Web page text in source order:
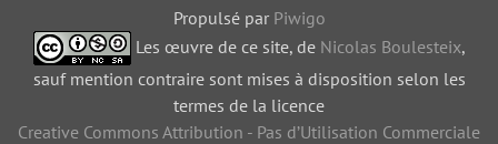
Propulsé par Piwigo
Les œuvre de ce site, de Nicolas Boulesteix,
sauf mention contraire sont mises à disposition selon les
termes de la licence
Creative Commons Attribution - Pas d’Utilisation Commerciale